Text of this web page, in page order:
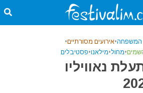
המשפחה•אירועים מסורתיים•
•מחול•מילאנו•פסטיבלים
נאוויליו